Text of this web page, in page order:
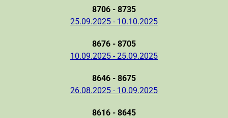
8706 - 8735
25.09.2025 - 10.10.2025
8676 - 8705
10.09.2025 - 25.09.2025
8646 - 8675
26.08.2025 - 10.09.2025
8616 - 8645